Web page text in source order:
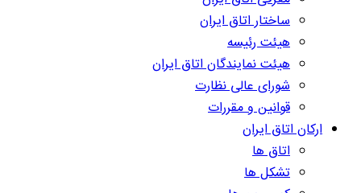
ساختار اتاق ایران
هیئت رئیسه
هیئت نمایندگان اتاق ایران
شورای عالی نظارت
قوانین و مقررات
ارکان اتاق ایران
اتاق ها
تشکل ها